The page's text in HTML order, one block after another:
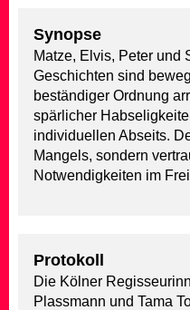
Synopse
Matze, Elvis, Peter und
Geschichten sind
beständiger Ordnung
spärlicher
individuellen Abseits.
Mangels, sondern
Notwendigkeiten im
Protokoll
Die Kölner
Plassmann und Tama